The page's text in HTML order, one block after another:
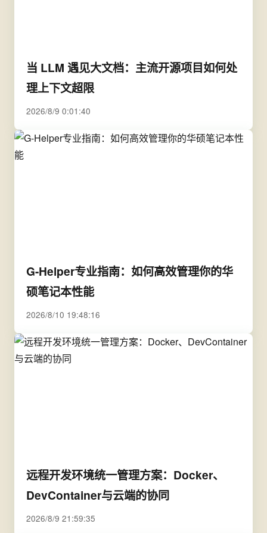
当 LLM 遇见大文档：主流开源项目如何处
理上下文超限
2026/8/9 0:01:40
G-Helper专业指南：如何高效管理你的华
硕笔记本性能
2026/8/10 19:48:16
远程开发环境统一管理方案：Docker、
DevContainer与云端的协同
2026/8/9 21:59:35